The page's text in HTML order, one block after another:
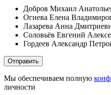
Добров Михаил
Огнева Елена
Лазарева Анна
Соловьёв Евгений
Гордеев Александр
Отправить
Мы обеспечиваем полную
личности